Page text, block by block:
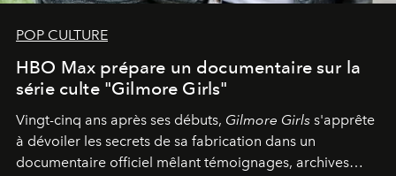
POP CULTURE
HBO Max prépare un documentaire sur la
série culte "Gilmore Girls"
Vingt-cinq ans après ses débuts, Gilmore Girls s'apprête
à dévoiler les secrets de sa fabrication dans un
documentaire officiel mêlant témoignages, archives